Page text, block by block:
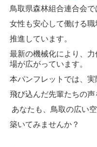
鳥取県森林組合連合会で
女性も安心して働ける職
推進しています。
最新の機械化により、 力
場が広がっています。
本パンフレットでは、実
飛び込んだ先輩たちの声
あなたも、鳥取の広い
築いてみませんか？